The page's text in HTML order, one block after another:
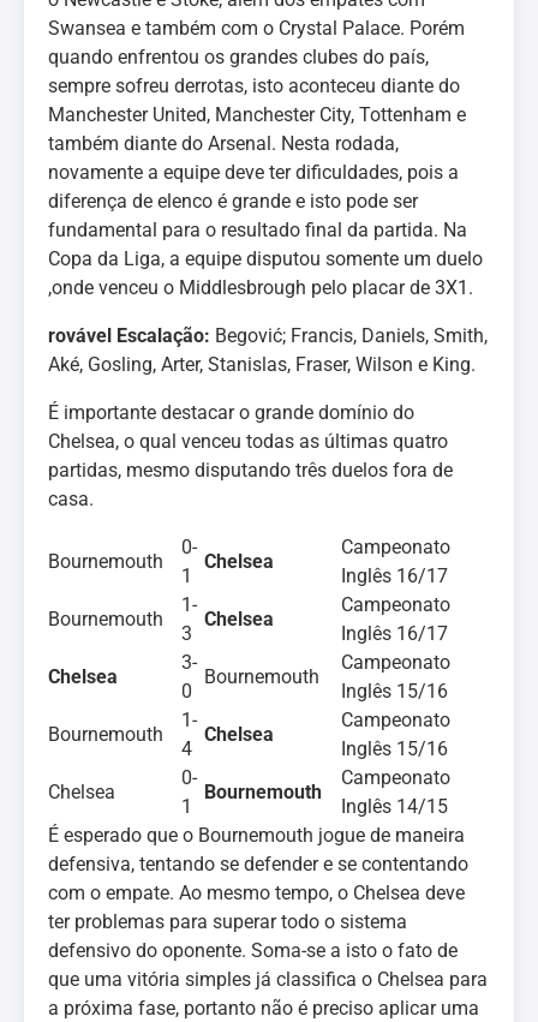
Swansea e também com o Crystal Palace. Porém
quando enfrentou os grandes clubes do país,
sempre sofreu derrotas, isto aconteceu diante do
Manchester United, Manchester City, Tottenham e
também diante do Arsenal. Nesta rodada,
novamente a equipe deve ter dificuldades, pois a
diferença de elenco é grande e isto pode ser
fundamental para o resultado final da partida. Na
Copa da Liga, a equipe disputou somente um duelo
,onde venceu o Middlesbrough pelo placar de 3X1.
rovável Escalação: Begović; Francis, Daniels, Smith,
Aké, Gosling, Arter, Stanislas, Fraser, Wilson e King.
É importante destacar o grande domínio do
Chelsea, o qual venceu todas as últimas quatro
partidas, mesmo disputando três duelos fora de
casa.
Bournemouth
0-
1
Chelsea
Campeonato
Inglês 16/17
Bournemouth
1-
3
Chelsea
Campeonato
Inglês 16/17
Chelsea
3-
0
Bournemouth
Campeonato
Inglês 15/16
Bournemouth
1-
4
Chelsea
Campeonato
Inglês 15/16
Chelsea
0-
1
Bournemouth
Campeonato
Inglês 14/15
É esperado que o Bournemouth jogue de maneira
defensiva, tentando se defender e se contentando
com o empate. Ao mesmo tempo, o Chelsea deve
ter problemas para superar todo o sistema
defensivo do oponente. Soma-se a isto o fato de
que uma vitória simples já classifica o Chelsea para
a próxima fase, portanto não é preciso aplicar uma